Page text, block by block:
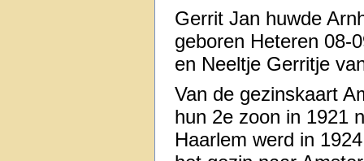
Gerrit Jan huwde
geboren Heteren 08-
en Neeltje Gerritje
Van de gezinskaart
hun 2e zoon in 1921
Haarlem werd in